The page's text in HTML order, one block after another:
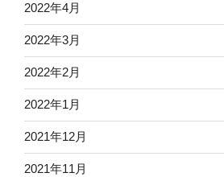
2022年4月
2022年3月
2022年2月
2022年1月
2021年12月
2021年11月